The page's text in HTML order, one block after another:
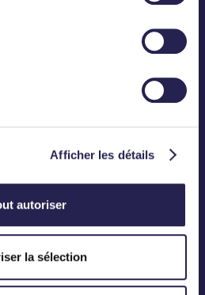
Afficher les détails
autoriser
la sélection
01 83 75 50 00
BUREAU
des Champs-Elysées
Paris